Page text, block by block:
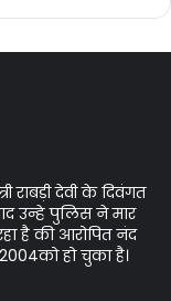
राबड़ी देवी के दिवंगत
उन्हे पुलिस ने मार
है की आरोपित नंद
हो चुका है।